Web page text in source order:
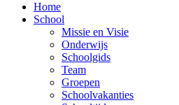
Home
School
Missie en Visie
Onderwijs
Schoolgids
Team
Groepen
Schoolvakanties